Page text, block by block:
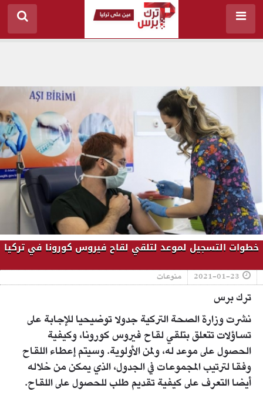
خطوات التسجيل لموعد لتلقي لقاح فيروس كورونا في تركيا
2021-01-23 منوعات
ترك برس
نشرت وزارة الصحة التركية جدولا توضيحيا للإجابة على
تساؤلات تتعلق بتلقي لقاح فيروس كورونا، وكيفية
الحصول على موعد له، ولمن الأولوية. وسيتم إعطاء اللقاح
وفقا لترتيب المجموعات في الجدول، الذي يمكن من خلاله
أيضا التعرف على كيفية تقديم طلب للحصول على اللقاح.